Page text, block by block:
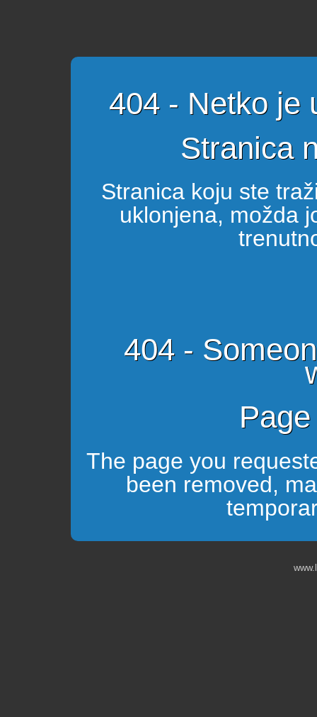
404 - Netko je
Stranica
Stranica koju ste
uklonjena, možda
404 -
The page you
been removed,